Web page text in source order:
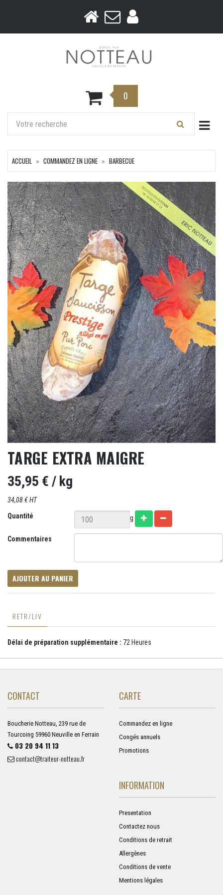
0
ACCUEIL COMMANDEZ EN LIGNE BARBECUE
TARGE EXTRA MAIGRE
35,95 € / kg
34,08 € HT
Quantité
g
Commentaires
AJOUTER AU PANIER
RETR/LIV
Délai de préparation supplémentaire : 72 Heures
CONTACT
Boucherie Notteau, 239 rue de
Tourcoing 59960 Neuville en Ferrain
03 20 94 11 13
contact@traiteur-notteau.fr
CARTE
Commandez en ligne
Congés annuels
Promotions
INFORMATION
Presentation
Contactez nous
Conditions de retrait
Allergènes
Conditions de vente
Mentions légales